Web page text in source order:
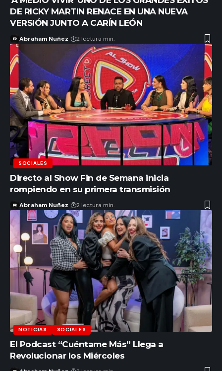
DE RICKY MARTIN RENACE EN UNA NUEVA
VERSIÓN JUNTO A CARÍN LEÓN
Abraham Nuñez 2 lectura min.
SOCIALES
Directo al Show Fin de Semana inicia
rompiendo en su primera transmisión
Abraham Nuñez 2 lectura min.
NOTICIAS SOCIALES
El Podcast “Cuéntame Más” Llega a
Revolucionar los Miércoles